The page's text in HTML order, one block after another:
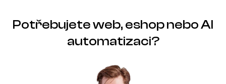
Potřebujete web, eshop nebo AI
automatizaci?